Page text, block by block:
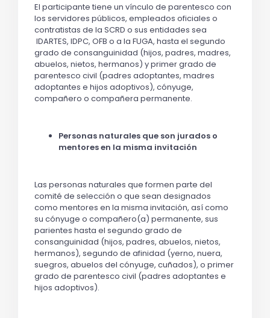
El participante tiene un vínculo de parentesco con
los servidores públicos, empleados oficiales o
contratistas de la SCRD o sus entidades sea
IDARTES, IDPC, OFB o a la FUGA, hasta el segundo
grado de consanguinidad (hijos, padres, madres,
abuelos, nietos, hermanos) y primer grado de
parentesco civil (padres adoptantes, madres
adoptantes e hijos adoptivos), cónyuge,
compañero o compañera permanente.
Personas naturales que son jurados o
mentores en la misma invitación
Las personas naturales que formen parte del
comité de selección o que sean designados
como mentores en la misma invitación, así como
su cónyuge o compañero(a) permanente, sus
parientes hasta el segundo grado de
consanguinidad (hijos, padres, abuelos, nietos,
hermanos), segundo de afinidad (yerno, nuera,
suegros, abuelos del cónyuge, cuñados), o primer
grado de parentesco civil (padres adoptantes e
hijos adoptivos).